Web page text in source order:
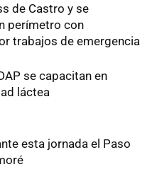
de Castro y se
perímetro con
trabajos de emergencia
se capacitan en
láctea
esta jornada el Paso